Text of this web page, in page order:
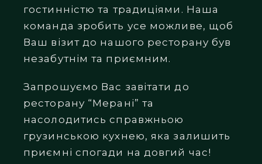
гостинністю та традиціями. Наша
команда зробить усе можливе, щоб
Ваш візит до нашого ресторану був
незабутнім та приємним.
Запрошуємо Вас завітати до
ресторану “Мерані” та
насолодитись справжньою
грузинською кухнею, яка залишить
приємні спогади на довгий час!